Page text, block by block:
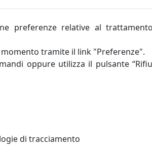
nuovo indirizzo produttivo
articoli su richiesta del
generazione.
mercati consente a Metal Lux di
estremamente ridotti.
preferenze relative al
tramite il link "Preferenze".
oppure utilizza il pulsante
di tracciamento